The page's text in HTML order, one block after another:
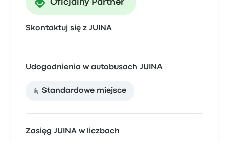
Oficjalny Partner
Skontaktuj się z JUINA
Udogodnienia w autobusach JUINA
Standardowe miejsce
Zasięg JUINA w liczbach